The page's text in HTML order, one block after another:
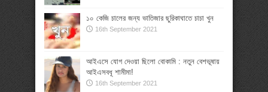
১০ কেজি চালের জন্য ভাতিজার ছুরিকাঘাতে চাচা খুন
16th September 2021
আইএসে যোগ দেওয়া ছিলো বোকামি : নতুন বেশভূষায়
আইএসবধূ শামীমা!
16th September 2021